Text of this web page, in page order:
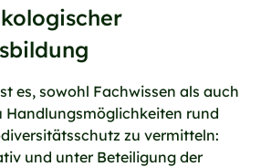
es, sowohl Fachwissen als auch
Handlungsmöglichkeiten rund
zu vermitteln:
und unter Beteiligung der